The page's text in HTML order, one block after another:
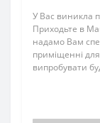
У Вас виникла
Приходьте в
надамо Вам
приміщенні
випробувати